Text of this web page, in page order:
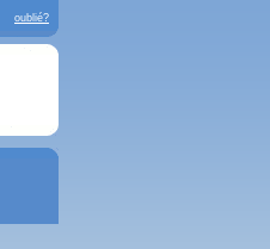
oublié?